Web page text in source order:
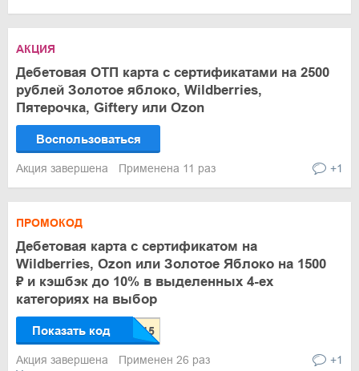
АКЦИЯ
Дебетовая ОТП карта с сертификатами на 2500
рублей Золотое яблоко, Wildberries,
Пятерочка, Giftery или Ozon
Воспользоваться
Акция завершена Применена 11 раз +1
ПРОМОКОД
Дебетовая карта с сертификатом на
Wildberries, Ozon или Золотое Яблоко на 1500
₽ и кэшбэк до 10% в выделенных 4-ех
категориях на выбор
Показать код
Акция завершена Применен 26 раз +1